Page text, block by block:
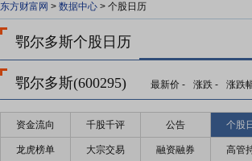
东方财富网 > 数据中心 > 个股日历
鄂尔多斯个股日历
鄂尔多斯(600295) 最新价 - 涨跌 - 涨跌
资金流向 千股千评 公告 个股
龙虎榜单 大宗交易 融资融券 高管